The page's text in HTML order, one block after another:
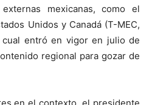
mexicanas, como el
Unidos y Canadá (T-MEC,
entró en vigor en julio de
regional para gozar de